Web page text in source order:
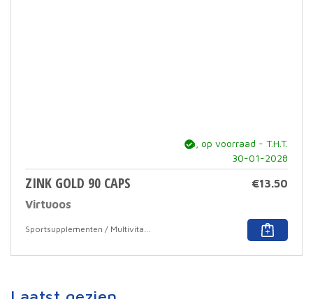
ja, op voorraad - T.H.T.
30-01-2028
ZINK GOLD 90 CAPS
Virtuoos
€13.50